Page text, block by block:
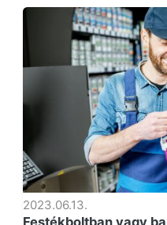
2023.06.13.
Festékboltban vagy